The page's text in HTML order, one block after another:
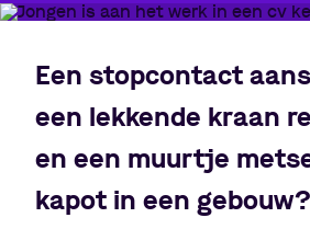
Een stopcontact
een lekkende kraan
en een muurtje
kapot in een